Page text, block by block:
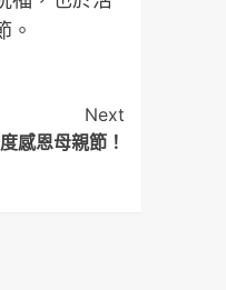
。
Next
感恩母親節！